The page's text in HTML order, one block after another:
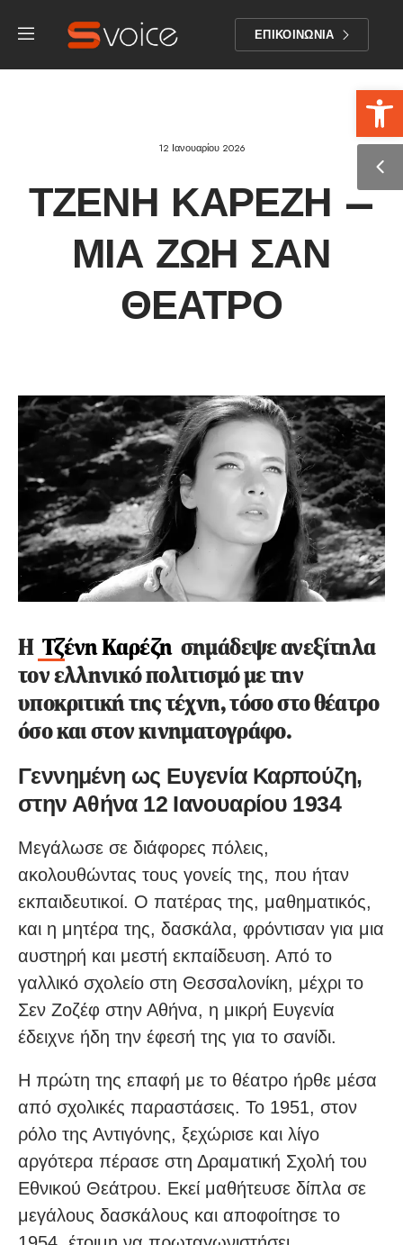
ΕΠΙΚΟΙΝΩΝΙΑ
12 Ιανουαρίου 2026
ΤΖΈΝΗ ΚΑΡΈΖΗ –
ΜΙΑ ΖΩΉ ΣΑΝ
ΘΈΑΤΡΟ
Η Τζένη Καρέζη σημάδεψε ανεξίτηλα
τον ελληνικό πολιτισμό με την
υποκριτική της τέχνη, τόσο στο θέατρο
όσο και στον κινηματογράφο.
Γεννημένη ως Ευγενία Καρπούζη,
στην Αθήνα 12 Ιανουαρίου 1934
Μεγάλωσε σε διάφορες πόλεις,
ακολουθώντας τους γονείς της, που ήταν
εκπαιδευτικοί. Ο πατέρας της, μαθηματικός,
και η μητέρα της, δασκάλα, φρόντισαν για μια
αυστηρή και μεστή εκπαίδευση. Από το
γαλλικό σχολείο στη Θεσσαλονίκη, μέχρι το
Σεν Ζοζέφ στην Αθήνα, η μικρή Ευγενία
έδειχνε ήδη την έφεσή της για το σανίδι.
Η πρώτη της επαφή με το θέατρο ήρθε μέσα
από σχολικές παραστάσεις. Το 1951, στον
ρόλο της Αντιγόνης, ξεχώρισε και λίγο
αργότερα πέρασε στη Δραματική Σχολή του
Εθνικού Θεάτρου. Εκεί μαθήτευσε δίπλα σε
μεγάλους δασκάλους και αποφοίτησε το